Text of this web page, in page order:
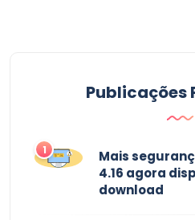
Publicações
1
Mais
4.16 agora
download